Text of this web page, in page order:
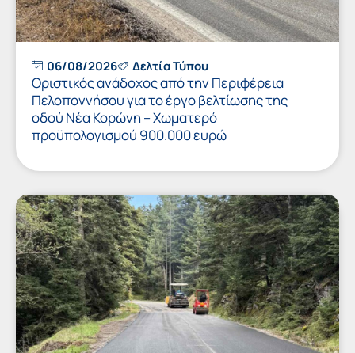
06/08/2026 Δελτία Τύπου
Οριστικός ανάδοχος από την Περιφέρεια
Πελοποννήσου για το έργο βελτίωσης της
οδού Νέα Κορώνη – Χωματερό
προϋπολογισμού 900.000 ευρώ